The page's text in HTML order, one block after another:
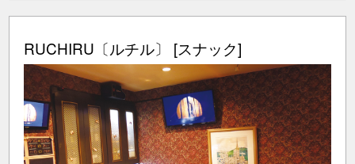
RUCHIRU〔ルチル〕 [スナック]